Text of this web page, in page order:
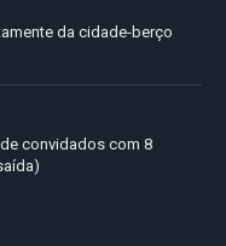
da cidade-berço
convidados com 8